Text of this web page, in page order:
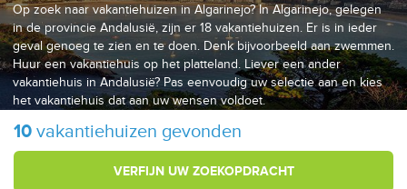
Op zoek naar vakantiehuizen in Algarinejo? In Algarinejo, gelegen
in de provincie Andalusië, zijn er 18 vakantiehuizen. Er is in ieder
geval genoeg te zien en te doen. Denk bijvoorbeeld aan zwemmen.
Huur een vakantiehuis op het platteland. Liever een ander
vakantiehuis in Andalusië? Pas eenvoudig uw selectie aan en kies
het vakantiehuis dat aan uw wensen voldoet.
10 vakantiehuizen gevonden
VERFIJN UW ZOEKOPDRACHT